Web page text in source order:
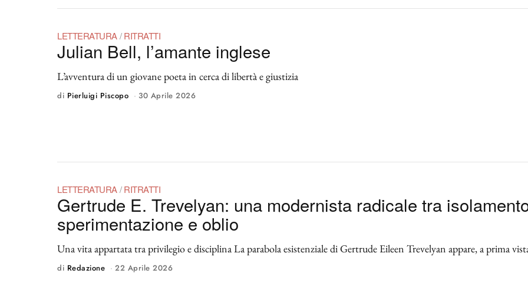
LETTERATURA / RITRATTI
Julian Bell, l’amante inglese
L’avventura di un giovane poeta in cerca di libertà e giustizia
di Pierluigi Piscopo 30 Aprile 2026
LETTERATURA / RITRATTI
Gertrude E. Trevelyan: una modernista radicale tra
sperimentazione e oblio
Una vita appartata tra privilegio e disciplina La parabola esistenziale di Gertrude Eileen Trevelyan appare, a prima
di Redazione 22 Aprile 2026